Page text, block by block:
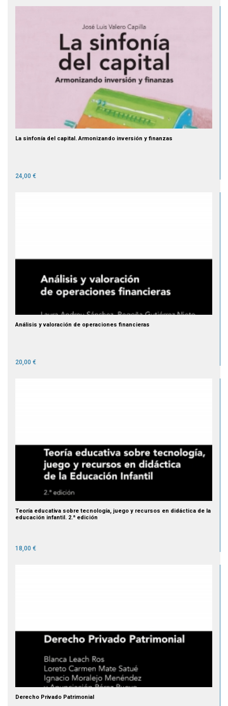
La sinfonía del capital. Armonizando inversión y finanzas
24,00 €
Análisis y valoración de operaciones financieras
20,00 €
Teoría educativa sobre tecnología, juego y recursos en didáctica de la
educación infantil. 2.ª edición
18,00 €
Derecho Privado Patrimonial